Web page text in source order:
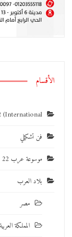
الأقسام
(International
فن تشكيلي
موسوعة عرب 22
بلاد العرب
مصر
المملكة